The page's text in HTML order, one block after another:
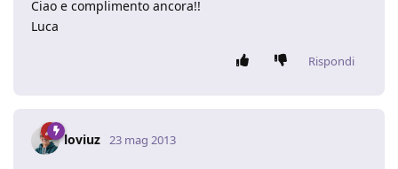
Ciao e complimento ancora!!
Luca
Rispondi
loviuz 23 mag 2013